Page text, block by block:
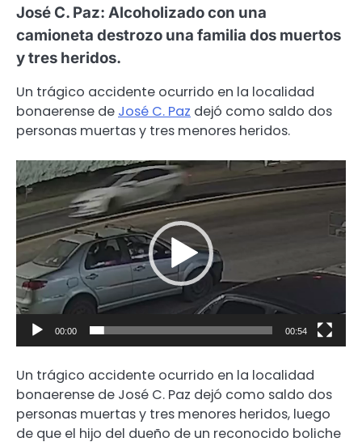
José C. Paz: Alcoholizado con una
camioneta destrozo una familia dos muertos
y tres heridos.
Un trágico accidente ocurrido en la localidad
bonaerense de José C. Paz dejó como saldo dos
personas muertas y tres menores heridos.
Reproductor
de
video
00:00 00:54
Un trágico accidente ocurrido en la localidad
bonaerense de José C. Paz dejó como saldo dos
personas muertas y tres menores heridos, luego
de que el hijo del dueño de un reconocido boliche